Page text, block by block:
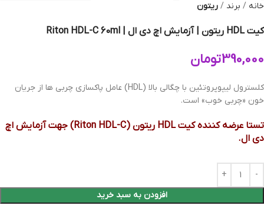
خانه برند ریتون
کیت HDL ریتون | آزمایش اچ دی ال | Riton HDL-C 60ml
390,000تومان
کلسترول لیپوپروتئین با چگالی بالا (HDL) عامل پاکسازی چربی ها از جریان
خون «چربی خوب» است.
تستا عرضه کننده کیت HDL ریتون (Riton HDL-C) جهت آزمایش اچ
دی ال.
افزودن به سبد خرید